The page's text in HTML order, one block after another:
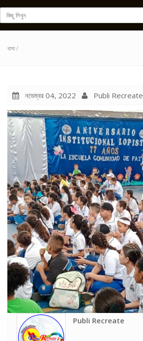
বাসা/
নভেম্বর 04, 2022 Publi Recreate
Publi Recreate